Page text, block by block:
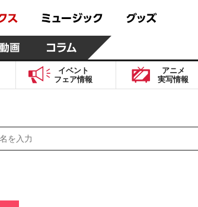
イベント
フェア情報
アニメ
実写情報